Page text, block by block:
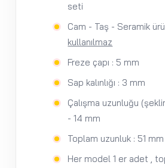
seti
Cam - Taş - Seramik
kullanılmaz
Freze çapı : 5 mm
Sap kalınlığı : 3 mm
Çalışma uzunluğu
- 14 mm
Toplam uzunluk : 51 mm
Her model 1 er adet ,